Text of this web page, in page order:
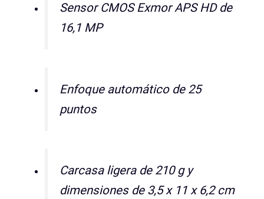
Sensor CMOS Exmor APS HD de
16,1 MP
Enfoque automático de 25
puntos
Carcasa ligera de 210 g y
dimensiones de 3,5 x 11 x 6,2 cm